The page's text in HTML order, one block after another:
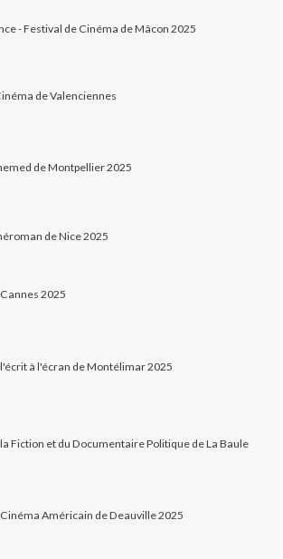
- Festival de Cinéma de Mâcon 2025
de Valenciennes
de Montpellier 2025
de Nice 2025
2025
à l'écran de Montélimar 2025
Fiction et du Documentaire Politique de La Baule
Américain de Deauville 2025